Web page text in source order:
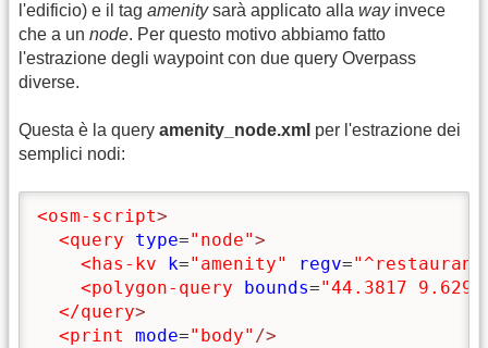
l'edificio) e il tag amenitysarà applicato alla wayinvece
che a un node. Per questo motivo abbiamo fatto
l'estrazione degli waypoint con due query Overpass
diverse.
Questa è la query amenity_node.xml per l'estrazione dei
semplici nodi:
<osm-script>
<query
type="node">
<has-kv
k="amenity" regv=
<polygon-query
bounds="44.3817
</query>
<print
mode="body" />